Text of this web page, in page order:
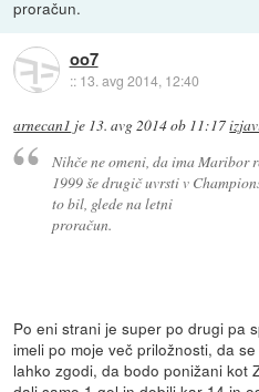
proračun.
oo7
:: 13. avg 2014, 12:40
arnecan1 je 13. avg 2014 ob 11:17
Nihče ne omeni, da ima Maribor
1999 še drugič uvrsti v
to bil, glede na letni
proračun.
Po eni strani je super po drugi pa
imeli po moje več priložnosti, da
lahko zgodi, da bodo ponižani kot